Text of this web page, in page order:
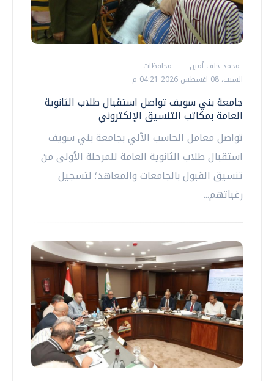
محمد خلف أمين
محافظات
السبت، 08 اغسطس 2026 04:21 م
جامعة بني سويف تواصل استقبال طلاب الثانوية
العامة بمكاتب التنسيق الإلكتروني
تواصل معامل الحاسب الآلي بجامعة بني سويف
استقبال طلاب الثانوية العامة للمرحلة الأولى من
تنسيق القبول بالجامعات والمعاهد؛ لتسجيل
رغباتهم...